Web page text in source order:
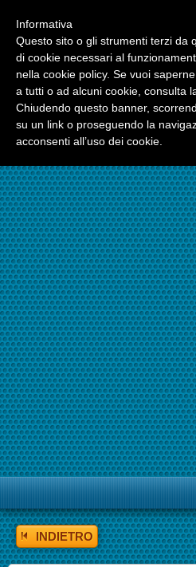
INDIETRO
Informativa
Questo sito o gli strumenti terzi da
di cookie necessari al
nella cookie policy. Se vuoi
a tutti o ad alcuni cookie, consulta
Chiudendo questo banner,
su un link o proseguendo la
acconsenti all’uso dei cookie.